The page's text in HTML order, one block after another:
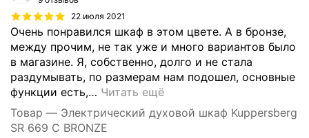
22 июля 2021
Очень понравился шкаф в этом цвете. А в бронзе,
между прочим, не так уже и много вариантов было
в магазине. Я, собственно, долго и не стала
раздумывать, по размерам нам подошел, основные
функции есть,… Читать ещё
Товар — Электрический духовой шкаф Kuppersberg
SR 669 C BRONZE